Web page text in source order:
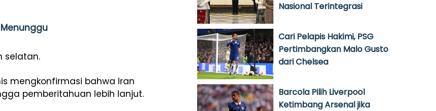
selatan.
mengkonfirmasi bahwa Iran
pemberitahuan lebih lanjut.
Nasional Terintegrasi
Cari Pelapis Hakimi, PSG
Pertimbangkan Malo Gusto
dari Chelsea
Barcola Pilih Liverpool
Ketimbang Arsenal jika